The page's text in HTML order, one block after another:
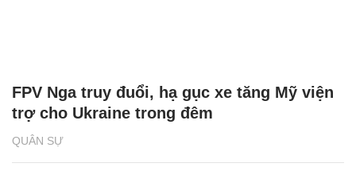
QUÂN SỰ
FPV Nga truy đuổi, hạ gục xe tăng Mỹ viện
trợ cho Ukraine trong đêm